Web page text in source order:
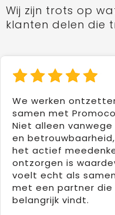
Wij zijn trots op
klanten delen die
We werken
samen met
Niet alleen vanwege
en
het actief
ontzorgen is
voelt echt als
met een partner die
belangrijk vindt.